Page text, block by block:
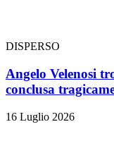
DISPERSO
Angelo Velenosi
conclusa
16 Luglio 2026